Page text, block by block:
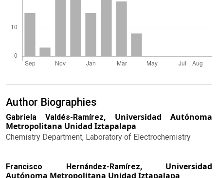
Author Biographies
Gabriela Valdés-Ramírez, Universidad Autónoma
Metropolitana Unidad Iztapalapa
Chemistry Department, Laboratory of Electrochemistry
Francisco Hernández-Ramírez, Universidad
Autónoma Metropolitana Unidad Iztapalapa